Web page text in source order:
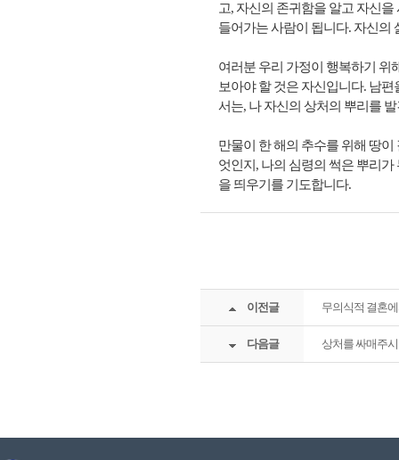
고, 자신의 존귀함을 알고 자신
들어가는 사람이 됩니다. 자신의
여러분 우리 가정이 행복하기 위
보아야 할 것은 자신입니다. 남
서는, 나 자신의 상처의 뿌리를
만물이 한 해의 추수를 위해 땅
엇인지, 나의 심령의 썩은 뿌리
을 띄우기를 기도합니다.
이전글 무의식적 결혼
다음글 상처를 싸매주